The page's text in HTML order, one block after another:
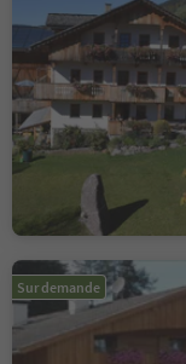
Sur demande